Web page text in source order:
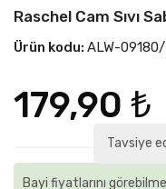
Raschel Cam Sıvı
Ürün kodu: ALW-
179,90 ₺
Tavsiye
Bayi fiyatlarını